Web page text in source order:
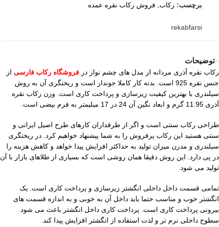
برچسب: رکاب فروش رکاب نقره عمده
rekabfarsi
توضیحات
رکاب نقره آذری مردانه از مدل های چشم نواز در فروشگاه رکاب فارسی از
جنس نقره 925 است. بدنه کار کاملا جوندار است و ریختگری آن به روش
سیلندری با بهترین کیفیت زیرسازی و پرداخت کاری است. وزن رکاب نقره
آذری 11.95 گرم و ابعاد نگین آن 24 در 17 میلیمتر به فرم بیضی است.
طراحی رکاب سنتی است و اگر از طرفداران کارهای طرح اصیل ایرانی و
سنتی هستید این رکاب پرفروش را به شما پیشنهاد خواهیم کرد. در ریختگری
سیلندری و مدرن میزان تولید به حداکثر افزایش پیدا خواهد و کاهش هزینه را
در پی دارد. این روش دقیقا همان روشی است که بسیاری از طلاهای بازار با آن
تولید می شود.
تمامی قسمت داخل داخلی انگشتر زیرسازی و پرداخت کاری است. یک
انگشتر خوب و مناسب حتما باید داخل آن به خوبی و به اندازه قسمت های
بیرونی پرداخت کاری است. پرداخت کاری داخل انگشتر باعث می شود
سطوح داخلی نرم تر و لذت استفاده از انگشتر افزایش پیدا کند.